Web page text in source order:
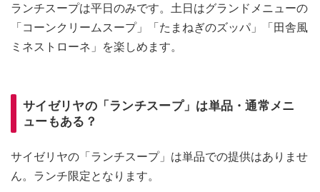
ランチスープは平日のみです。土日はグランドメニューの
「コーンクリームスープ」「たまねぎのズッパ」「田舎風
ミネストローネ」を楽しめます。
サイゼリヤの「ランチスープ」は単品・通常メニ
ューもある？
サイゼリヤの「ランチスープ」は単品での提供はありませ
ん。ランチ限定となります。